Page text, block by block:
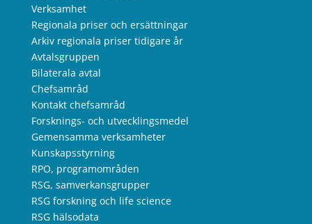
Verksamhet
Regionala priser och ersättningar
Arkiv regionala priser tidigare år
Avtalsgruppen
Bilaterala avtal
Chefsamråd
Kontakt chefsamråd
Forsknings- och utvecklingsmedel
Gemensamma verksamheter
Kunskapsstyrning
RPO, programområden
RSG, samverkansgrupper
RSG forskning och life science
RSG hälsodata